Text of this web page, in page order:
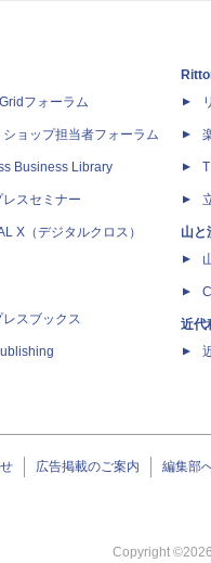
フォーラム
ショップ担当者フォーラム
Business Library
レスセミナー
X（デジタルクロス）
レスブックス
山と
近代
広告掲載のご案内 編集部
Copyright ©2026